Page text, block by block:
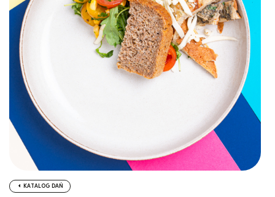
KATALOG DAŃ